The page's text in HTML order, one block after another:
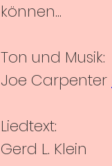
können...
Ton und Musik:
Joe Carpenter
Liedtext:
Gerd L. Klein